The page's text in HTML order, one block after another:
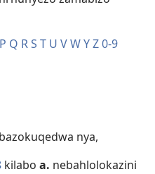
P Q RS T U VWYZ0-9
bazokuqedwa nya,
kilabo a. nebahlolokazini